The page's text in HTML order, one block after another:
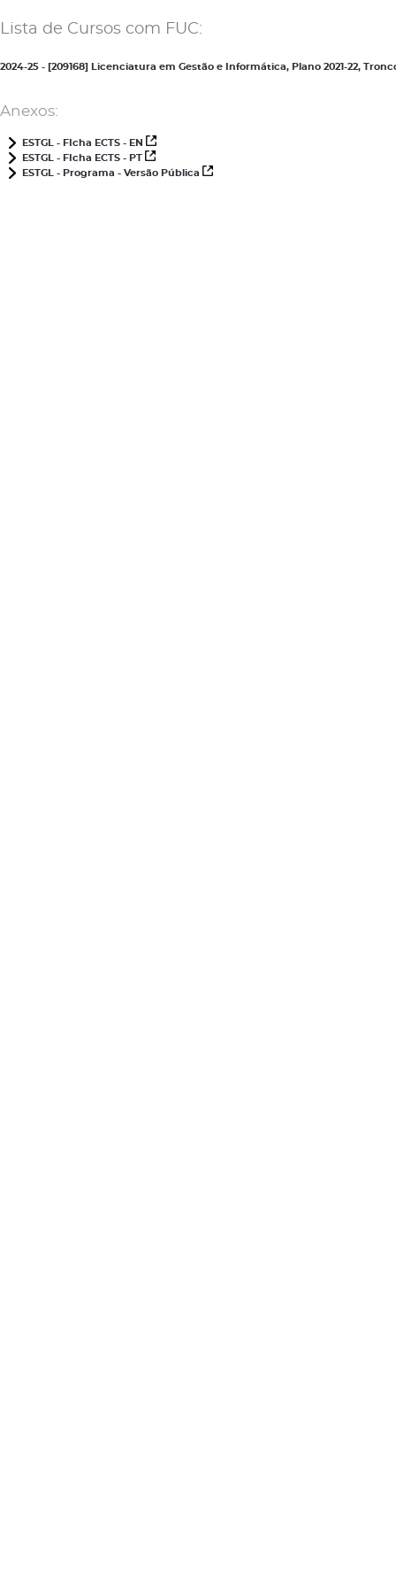
Lista de Cursos com FUC:
2024-25 - [209168] Licenciatura em Gestão e Informática, Plano 2021-22,
Anexos:
ESTGL - FIcha ECTS - EN
ESTGL - FIcha ECTS - PT
ESTGL - Programa - Versão Pública